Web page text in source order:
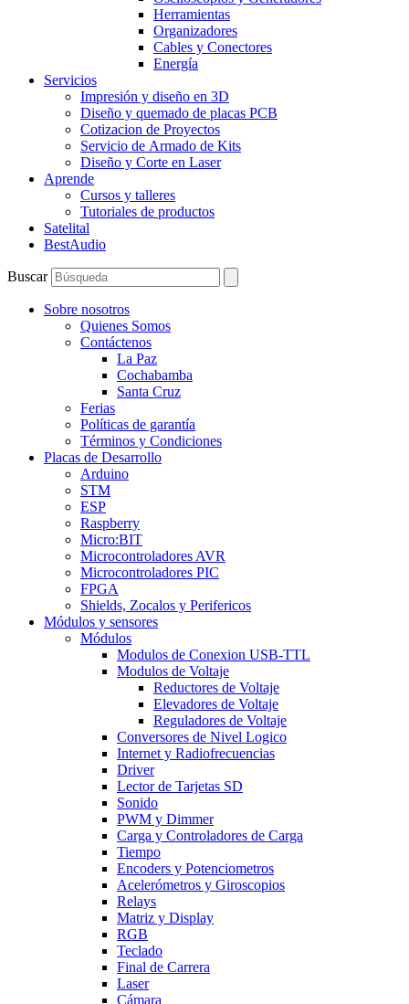
Herramientas
Organizadores
Cables y Conectores
Energía
Servicios
Impresión y diseño en 3D
Diseño y quemado de placas PCB
Cotizacion de Proyectos
Servicio de Armado de Kits
Diseño y Corte en Laser
Aprende
Cursos y talleres
Tutoriales de productos
Satelital
BestAudio
Buscar
Sobre nosotros
Quienes Somos
Contáctenos
La Paz
Cochabamba
Santa Cruz
Ferias
Políticas de garantía
Términos y Condiciones
Placas de Desarrollo
Arduino
STM
ESP
Raspberry
Micro:BIT
Microcontroladores AVR
Microcontroladores PIC
FPGA
Shields, Zocalos y Perifericos
Módulos y sensores
Módulos
Modulos de Conexion USB-TTL
Modulos de Voltaje
Reductores de Voltaje
Elevadores de Voltaje
Reguladores de Voltaje
Conversores de Nivel Logico
Internet y Radiofrecuencias
Driver
Lector de Tarjetas SD
Sonido
PWM y Dimmer
Carga y Controladores de Carga
Tiempo
Encoders y Potenciometros
Acelerómetros y Giroscopios
Relays
Matriz y Display
RGB
Teclado
Final de Carrera
Laser
Cámara